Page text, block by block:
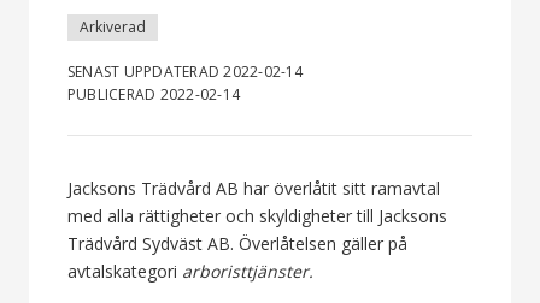
Arkiverad
SENAST UPPDATERAD 2022-02-14
PUBLICERAD 2022-02-14
Jacksons Trädvård AB har överlåtit sitt ramavtal
med alla rättigheter och skyldigheter till Jacksons
Trädvård Sydväst AB. Överlåtelsen gäller på
avtalskategori arboristtjänster.